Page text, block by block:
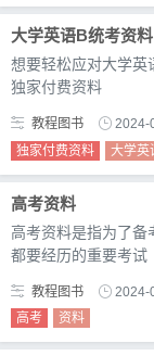
大学英语B统考资料
想要轻松应对大学英
独家付费资料
教程图书 2024-
独家付费资料 大学英
高考资料
高考资料是指为了备
都要经历的重要考试
教程图书 2024-
高考 资料